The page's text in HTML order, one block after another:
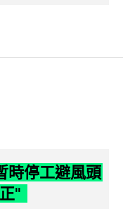
時停工避風頭
"